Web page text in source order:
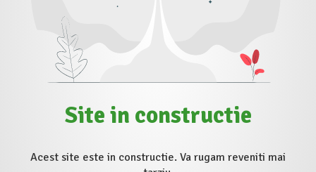
Site in constructie
Acest site este in constructie. Va rugam reveniti mai